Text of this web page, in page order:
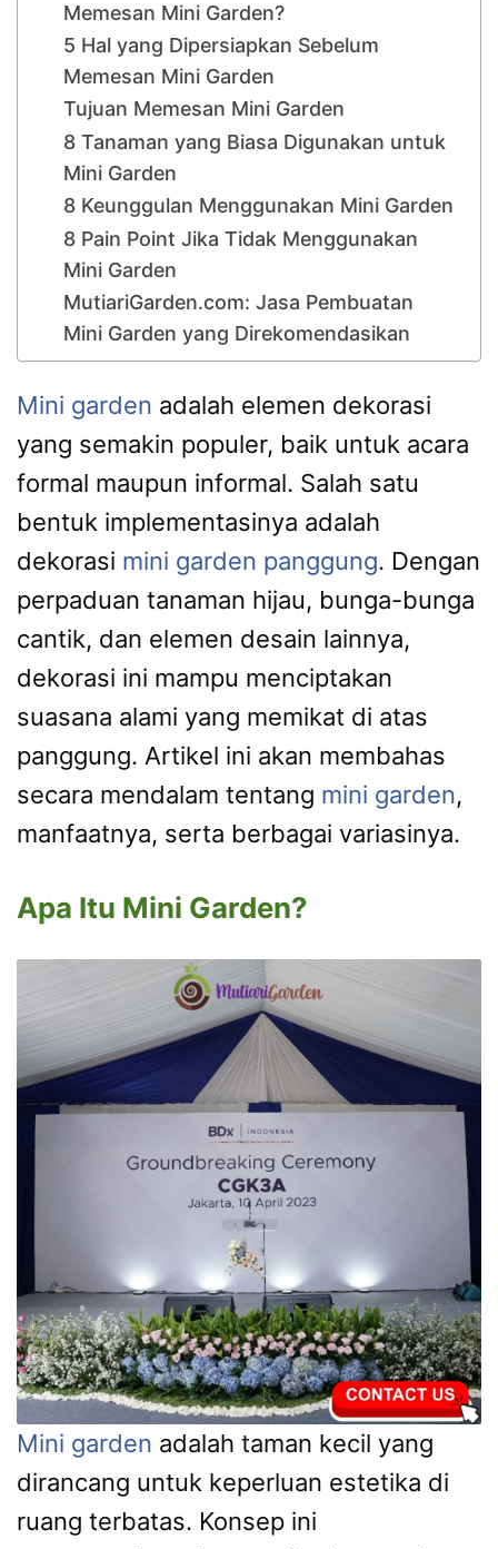
Memesan Mini Garden?
5 Hal yang Dipersiapkan Sebelum
Memesan Mini Garden
Tujuan Memesan Mini Garden
8 Tanaman yang Biasa Digunakan untuk
Mini Garden
8 Keunggulan Menggunakan Mini Garden
8 Pain Point Jika Tidak Menggunakan
Mini Garden
MutiariGarden.com: Jasa Pembuatan
Mini Garden yang Direkomendasikan
Mini garden adalah elemen dekorasi
yang semakin populer, baik untuk acara
formal maupun informal. Salah satu
bentuk implementasinya adalah
dekorasi mini garden panggung. Dengan
perpaduan tanaman hijau, bunga-bunga
cantik, dan elemen desain lainnya,
dekorasi ini mampu menciptakan
suasana alami yang memikat di atas
panggung. Artikel ini akan membahas
secara mendalam tentang mini garden,
manfaatnya, serta berbagai variasinya.
Apa Itu Mini Garden?
Mini garden adalah taman kecil yang
dirancang untuk keperluan estetika di
ruang terbatas. Konsep ini